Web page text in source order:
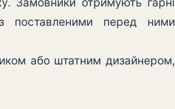
поставленими перед ними
або штатним дизайнером,